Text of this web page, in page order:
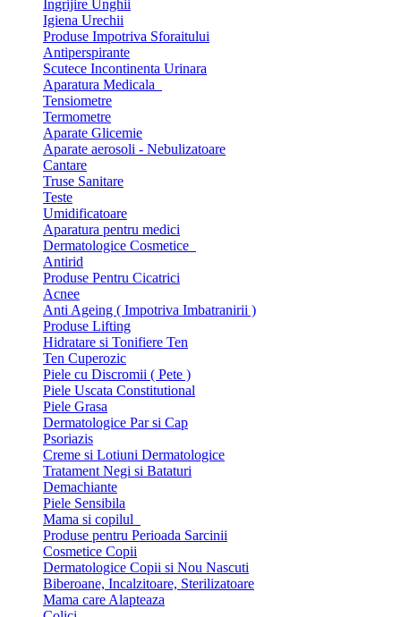
Ingrijire Unghii
Igiena Urechii
Produse Impotriva Sforaitului
Antiperspirante
Scutece Incontinenta Urinara
Aparatura Medicala
Tensiometre
Termometre
Aparate Glicemie
Aparate aerosoli - Nebulizatoare
Cantare
Truse Sanitare
Teste
Umidificatoare
Aparatura pentru medici
Dermatologice Cosmetice
Antirid
Produse Pentru Cicatrici
Acnee
Anti Ageing ( Impotriva Imbatranirii )
Produse Lifting
Hidratare si Tonifiere Ten
Ten Cuperozic
Piele cu Discromii ( Pete )
Piele Uscata Constitutional
Piele Grasa
Dermatologice Par si Cap
Psoriazis
Creme si Lotiuni Dermatologice
Tratament Negi si Bataturi
Demachiante
Piele Sensibila
Mama si copilul
Produse pentru Perioada Sarcinii
Cosmetice Copii
Dermatologice Copii si Nou Nascuti
Biberoane, Incalzitoare, Sterilizatoare
Mama care Alapteaza